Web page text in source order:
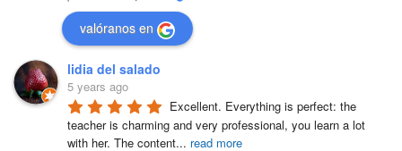
valóranos en
lidia del salado
5 years ago
Excellent. Everything is perfect: the
teacher is charming and very professional, you learn a lot
with her. The content... read more